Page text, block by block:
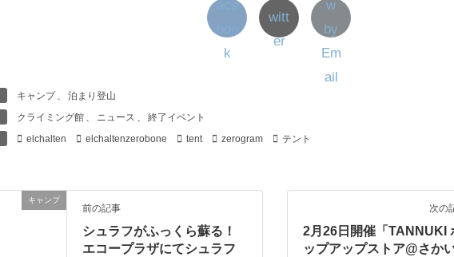
キャンプ 、 泊まり登山
クライミング館 、 ニュース 、 終了イベント
elchalten elchaltenzerobone tent zerogram テント
キャンプ
前の記事
シュラフがふっくら蘇る！
エコープラザにてシュラフ
次の
2月26日開催「TANNUKI
ップアップストア@さか